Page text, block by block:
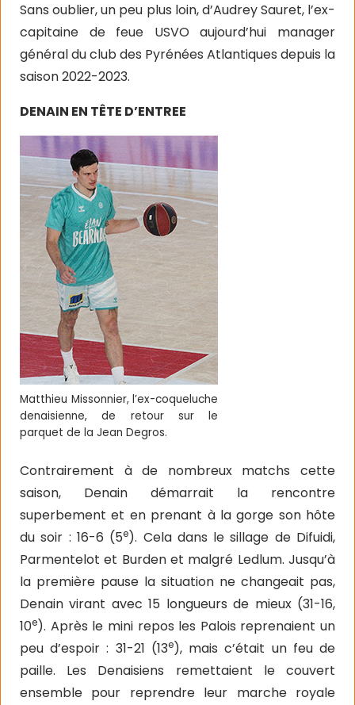
Sans oublier, un peu plus loin, d’Audrey Sauret, l’ex-
capitaine de feue USVO aujourd’hui manager
général du club des Pyrénées Atlantiques depuis la
saison 2022-2023.
DENAIN EN TÊTE D’ENTREE
Matthieu Missonnier, l’ex-coqueluche
denaisienne, de retour sur le
parquet de la Jean Degros.
Contrairement à de nombreux matchs cette
saison, Denain démarrait la rencontre
superbement et en prenant à la gorge son hôte
du soir : 16-6 (5e). Cela dans le sillage de Difuidi,
Parmentelot et Burden et malgré Ledlum. Jusqu’à
la première pause la situation ne changeait pas,
Denain virant avec 15 longueurs de mieux (31-16,
10e). Après le mini repos les Palois reprenaient un
peu d’espoir : 31-21 (13e), mais c’était un feu de
paille. Les Denaisiens remettaient le couvert
ensemble pour reprendre leur marche royale